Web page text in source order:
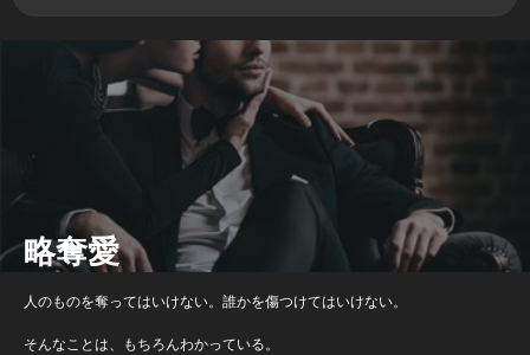
略奪愛
人のものを奪ってはいけない。誰かを傷つけてはいけない。
そんなことは、もちろんわかっている。